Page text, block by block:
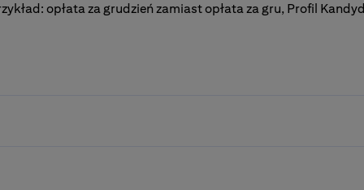
30 maja 1994 r. zakazujące zaspokajania roszczeń władz
przez lub zgodnie z rezolucjami 917 (1994), 841
opłata za grudzień zamiast opłata za gru, Profil